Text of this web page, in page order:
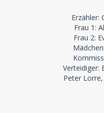
Erzähler:
Frau 1:
Frau 2:
Verteidiger:
Peter